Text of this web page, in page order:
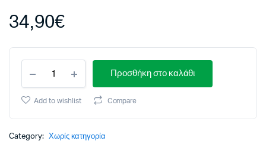
34,90€
TRAINER
SMART
BAND
black
quantity
Προσθήκη στο καλάθι
Add to wishlist Compare
Category: Χωρίς κατηγορία